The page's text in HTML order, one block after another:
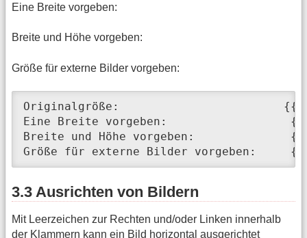
Eine Breite vorgeben:
Breite und Höhe vorgeben:
Größe für externe Bilder vorgeben:
Originalgröße:
Eine Breite vorgeben:
Breite und Höhe vorgeben:
Größe für externe Bilder vorgeben:
3.3 Ausrichten von Bildern
Mit Leerzeichen zur Rechten und/oder Linken innerhalb
der Klammern kann ein Bild horizontal ausgerichtet